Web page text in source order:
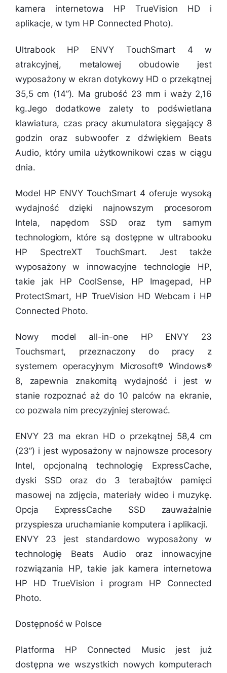
kamera internetowa HP TrueVision HD i
aplikacje, w tym HP Connected Photo).
Ultrabook HP ENVY TouchSmart 4 w
atrakcyjnej, metalowej obudowie jest
wyposażony w ekran dotykowy HD o przekątnej
35,5 cm (14”). Ma grubość 23 mm i waży 2,16
kg.Jego dodatkowe zalety to podświetlana
klawiatura, czas pracy akumulatora sięgający 8
godzin oraz subwoofer z dźwiękiem Beats
Audio, który umila użytkownikowi czas w ciągu
dnia.
Model HP ENVY TouchSmart 4 oferuje wysoką
wydajność dzięki najnowszym procesorom
Intela, napędom SSD oraz tym samym
technologiom, które są dostępne w ultrabooku
HP SpectreXT TouchSmart. Jest także
wyposażony w innowacyjne technologie HP,
takie jak HP CoolSense, HP Imagepad, HP
ProtectSmart, HP TrueVision HD Webcam i HP
Connected Photo.
Nowy model all-in-one HP ENVY 23
Touchsmart, przeznaczony do pracy z
systemem operacyjnym Microsoft® Windows®
8, zapewnia znakomitą wydajność i jest w
stanie rozpoznać aż do 10 palców na ekranie,
co pozwala nim precyzyjniej sterować.
ENVY 23 ma ekran HD o przekątnej 58,4 cm
(23”) i jest wyposażony w najnowsze procesory
Intel, opcjonalną technologię ExpressCache,
dyski SSD oraz do 3 terabajtów pamięci
masowej na zdjęcia, materiały wideo i muzykę.
Opcja ExpressCache SSD zauważalnie
przyspiesza uruchamianie komputera i aplikacji.
ENVY 23 jest standardowo wyposażony w
technologię Beats Audio oraz innowacyjne
rozwiązania HP, takie jak kamera internetowa
HP HD TrueVision i program HP Connected
Photo.
Dostępność w Polsce
Platforma HP Connected Music jest już
dostępna we wszystkich nowych komputerach